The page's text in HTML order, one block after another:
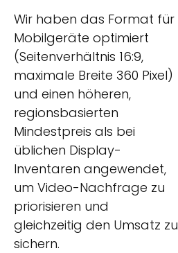
Wir haben das Format für
Mobilgeräte optimiert
(Seitenverhältnis 16:9,
maximale Breite 360 Pixel)
und einen höheren,
regionsbasierten
Mindestpreis als bei
üblichen Display-
Inventaren angewendet,
um Video-Nachfrage zu
priorisieren und
gleichzeitig den Umsatz zu
sichern.